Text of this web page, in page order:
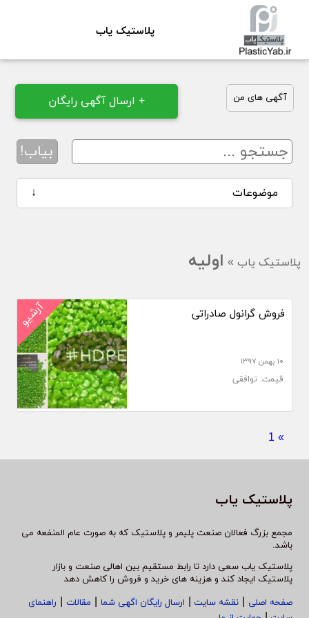
پلاستیک یاب
آگهی های من + ارسال آگهی رایگان
بیاب!
↓ موضوعات
پلاستیک یاب » اولیه
آرشیو فروش گرانول صادراتی
۱۰ بهمن ۱۳۹۷
قیمت: توافقی
»
1
پلاستیک یاب
مجمع بزرگ فعالان صنعت پلیمر و پلاستیک که به صورت عام المنفعه می
باشد.
پلاستیک یاب سعی دارد تا رابط مستقیم بین اهالی صنعت و بازار
پلاستیک ایجاد کند و هزینه های خرید و فروش را کاهش دهد
صفحه اصلی
نقشه سایت ارسال رایگان اگهی شما مقالات
راهنمای